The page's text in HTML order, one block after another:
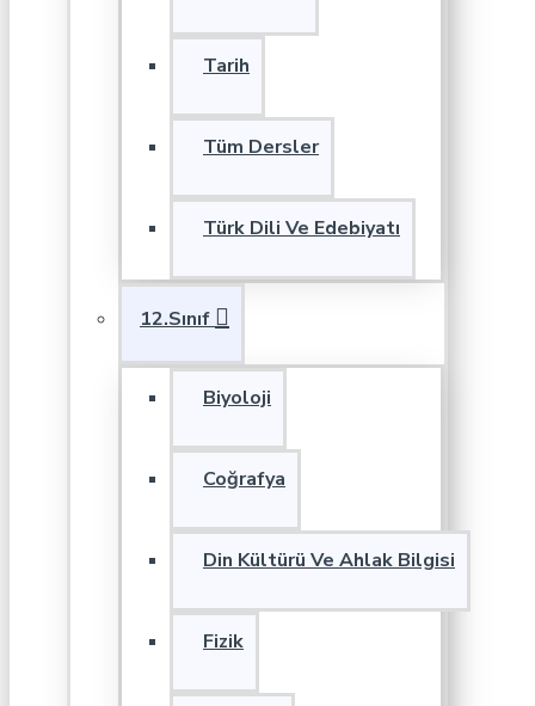
Tarih
Tüm Dersler
Türk Dili Ve Edebiyatı
12.Sınıf
Biyoloji
Coğrafya
Din Kültürü Ve Ahlak Bilgisi
Fizik